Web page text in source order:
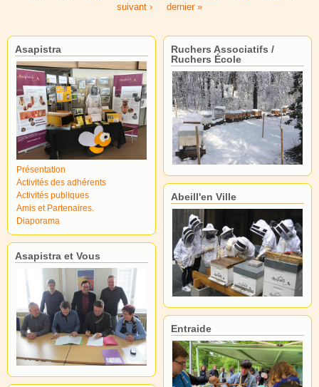
suivant ›
dernier »
Asapistra
Présentation
Activités des adhérents
Activités publiques
Amis et Partenaires.
Diaporama
Asapistra et Vous
Ruchers Associatifs /
Ruchers École
Abeill'en Ville
Entraide